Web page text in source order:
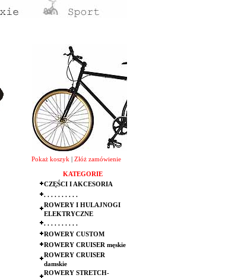
Pokaż koszyk Złóż zamówienie
KATEGORIE
CZĘŚCI I AKCESORIA
. . . . . . . . . .
ROWERY I HULAJNOGI
ELEKTRYCZNE
. . . . . . . . . .
ROWERY CUSTOM
ROWERY CRUISER męskie
ROWERY CRUISER
damskie
ROWERY STRETCH-